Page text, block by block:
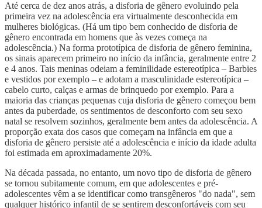
Até cerca de dez anos atrás, a disforia de gênero evoluindo pela
primeira vez na adolescência era virtualmente desconhecida em
mulheres biológicas. (Há um tipo bem conhecido de disforia de
gênero encontrada em homens que às vezes começa na
adolescência.) Na forma prototípica de disforia de gênero feminina,
os sinais aparecem primeiro no início da infância, geralmente entre 2
e 4 anos. Tais meninas odeiam a feminilidade estereotípica – Barbies
e vestidos por exemplo – e adotam a masculinidade estereotípica –
cabelo curto, calças e armas de brinquedo por exemplo. Para a
maioria das crianças pequenas cuja disforia de gênero começou bem
antes da puberdade, os sentimentos de desconforto com seu sexo
natal se resolvem sozinhos, geralmente bem antes da adolescência. A
proporção exata dos casos que começam na infância em que a
disforia de gênero persiste até a adolescência e início da idade adulta
foi estimada em aproximadamente 20%.
Na década passada, no entanto, um novo tipo de disforia de gênero
se tornou subitamente comum, em que adolescentes e pré-
adolescentes vêm a se identificar como transgêneros "do nada", sem
qualquer histórico infantil de se sentirem desconfortáveis com seu